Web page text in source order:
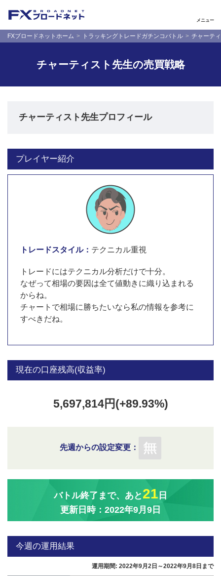
メニュー
FXブロードネットホーム トラッキングトレードガチンコバトル チャーテ
チャーティスト先生の売買戦略
チャーティスト先生プロフィール
プレイヤー紹介
トレードスタイル： テクニカル重視
トレードにはテクニカル分析だけで十分。
なぜって相場の要因は全て値動きに織り込まれる
からね。
チャートで相場に勝ちたいなら私の情報を参考に
すべきだね。
現在の口座残高(収益率)
5,697,814円(+89.93%)
先週からの設定変更：
バトル終了まで、あと 21 日
更新日時：2022年9月9日
今週の運用結果
運用期間: 2022年9月2日～2022年9月8日まで